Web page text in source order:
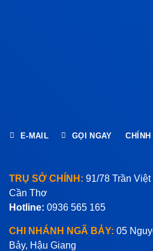
TRỤ SỞ CHÍNH: 91/78 Trần
Cần Thơ
Hotline: 0936 565 165
CHI NHÁNH NGÃ BẢY: 05
Bảy, Hậu Giang
E-MAIL GỌI NGAY